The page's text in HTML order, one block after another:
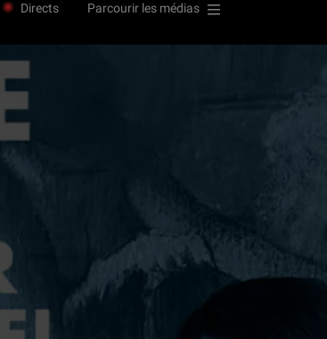
Directs Parcourir les médias